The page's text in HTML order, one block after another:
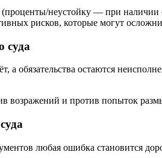
неустойку — при
рисков, которые могут
суда
обязательства остаются
возражений и против попыток
любая ошибка становится